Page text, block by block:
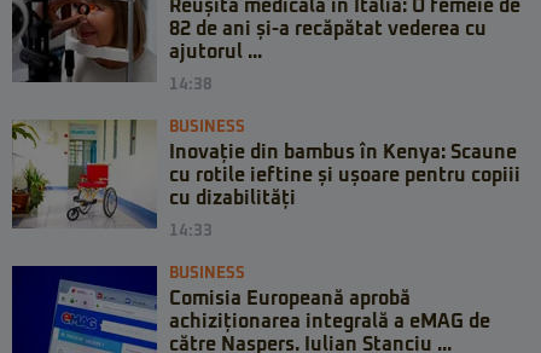
Reușită medicală în Italia: O femeie de
82 de ani și-a recăpătat vederea cu
ajutorul ...
14:38
BUSINESS
Inovație din bambus în Kenya: Scaune
cu rotile ieftine și ușoare pentru copiii
cu dizabilități
14:33
BUSINESS
Comisia Europeană aprobă
achiziționarea integrală a eMAG de
către Naspers. Iulian Stanciu ...